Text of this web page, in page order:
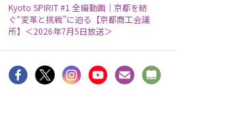
Kyoto SPIRIT #1 全編動画｜京都を紡
ぐ“変革と挑戦”に迫る【京都商工会議
所】＜2026年7月5日放送＞